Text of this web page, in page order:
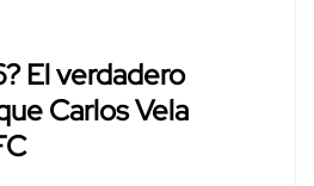
El verdadero
Carlos Vela